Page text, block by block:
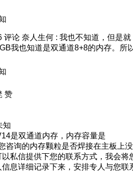
评论 奈人生何 : 我也不知道，但是就
我也知道是双通道8+8的内存。所
赞
知
是双通道内存，内存容量是
咨询的内存颗粒是否焊接在主板上没
私信提供下您的联系方式，我会将
息详细记录下来，安排专人与您联